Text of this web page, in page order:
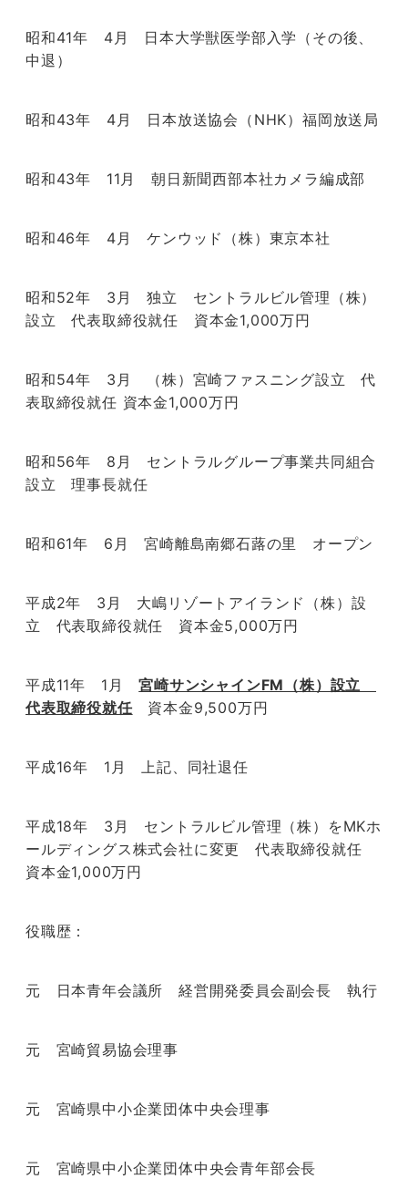
昭和41年 4月 日本大学獣医学部入学（その後、
中退）
昭和43年 4月 日本放送協会（NHK）福岡放送局
昭和43年 11月 朝日新聞西部本社カメラ編成部
昭和46年 4月 ケンウッド（株）東京本社
昭和52年 3月 独立 セントラルビル管理（株）
設立 代表取締役就任 資本金1,000万円
昭和54年 3月 （株）宮崎ファスニング設立 代
表取締役就任 資本金1,000万円
昭和56年 8月 セントラルグループ事業共同組合
設立 理事長就任
昭和61年 6月 宮崎離島南郷石蕗の里 オープン
平成2年 3月 大嶋リゾートアイランド（株）設
立 代表取締役就任 資本金5,000万円
平成11年 1月宮崎サンシャインFM（株）設立
代表取締役就任資本金9,500万円
平成16年 1月 上記、同社退任
平成18年 3月 セントラルビル管理（株）をMKホ
ールディングス株式会社に変更 代表取締役就任
資本金1,000万円
役職歴：
元 日本青年会議所 経営開発委員会副会長 執行
元 宮崎貿易協会理事
元 宮崎県中小企業団体中央会理事
元 宮崎県中小企業団体中央会青年部会長